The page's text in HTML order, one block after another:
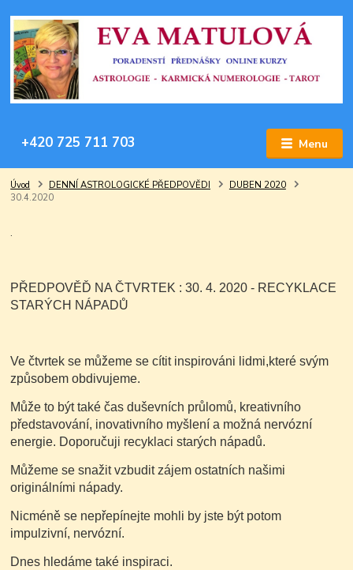
Menu
+420 725 711 703
Úvod DENNÍ ASTROLOGICKÉ PŘEDPOVĚDI
DUBEN 2020
30.4.2020
.
PŘEDPOVĚĎ NA ČTVRTEK : 30. 4. 2020 - RECYKLACE
STARÝCH NÁPADŮ
Ve čtvrtek se můžeme se cítit inspirováni lidmi,které svým
způsobem obdivujeme.
Může to být také čas duševních průlomů, kreativního
představování, inovativního myšlení a možná nervózní
energie. Doporučuji recyklaci starých nápadů.
Můžeme se snažit vzbudit zájem ostatních našimi
originálními nápady.
Nicméně se nepřepínejte mohli by jste být potom
impulzivní, nervózní.
Dnes hledáme také inspiraci.